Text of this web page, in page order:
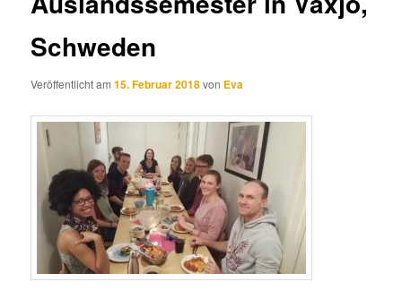
Schweden
Veröffentlicht am15. Februar 2018von Eva